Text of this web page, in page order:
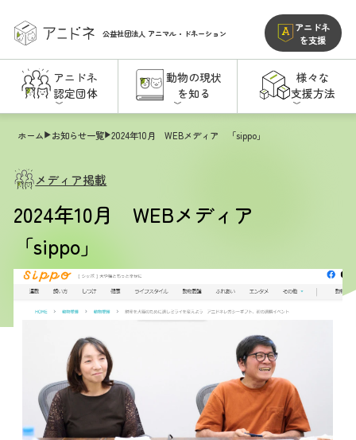
公益社団法人 アニマル・ドネーション
アニドネ
を支援
アニドネ
認定団体
動物の現状
を知る
様々な
支援方法
ホーム お知らせ一覧 2024年10月 WEBメディア 「sippo」
メディア掲載
2024年10月 WEBメディア
「sippo」